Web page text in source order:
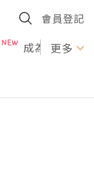
會員登記
成為U更多